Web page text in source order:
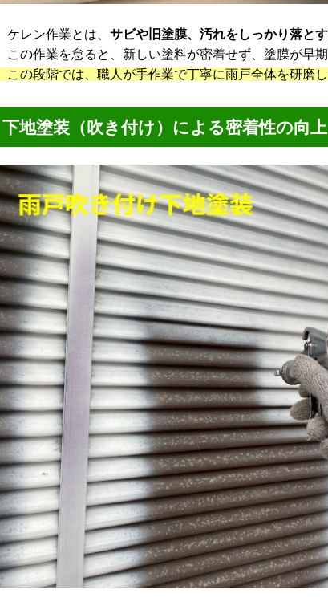
ケレン作業とは、 サビや旧塗膜、汚れをしっかり落と
この作業を怠ると、新しい塗料が密着せず、塗膜が早期
この段階では、職人が手作業で丁寧に雨戸全体を研磨し
下地塗装（吹き付け）による密着性の向上